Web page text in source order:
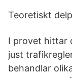
Teoretiskt
I provet hittar
just
behandlar